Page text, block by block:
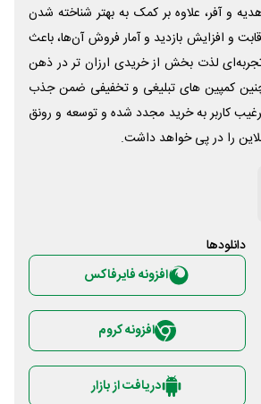
و آفر، علاوه بر کمک به بهتر شناخته شدن
و افزایش بازدید و آمار فروش آن‌ها، باعث
لذت بخش از خریدی ارزان تر در ذهن
کمپین های تبلیغی و تخفیفی ضمن جذب
کاربر به خرید مجدد شده و توسعه و رونق
را در پی خواهد داشت.
دانلود‌ها
افزونه فایرفاکس
افزونه کروم
دریافت از بازار